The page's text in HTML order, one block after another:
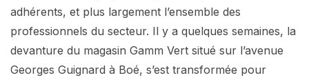
adhérents, et plus largement l’ensemble des
professionnels du secteur. Il y a quelques semaines, la
devanture du magasin Gamm Vert situé sur l’avenue
Georges Guignard à Boé, s’est transformée pour